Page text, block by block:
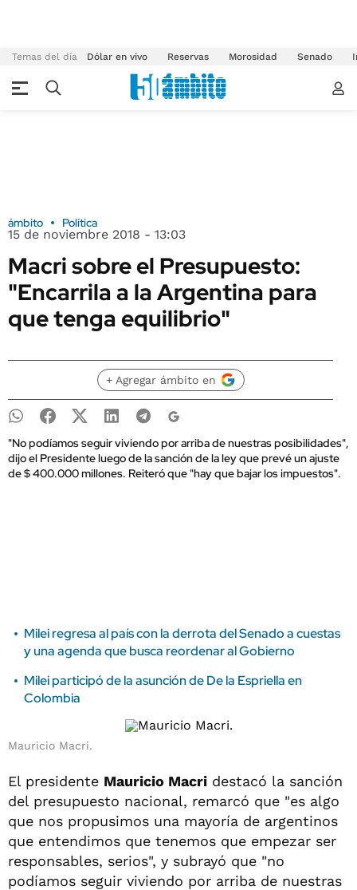
Temas del día Dólar en vivo Reservas Morosidad Senado
ámbito Política
15 de noviembre 2018 - 13:03
Macri sobre el Presupuesto:
"Encarrila a la Argentina para
que tenga equilibrio"
+ Agregar ámbito en
"No podíamos seguir viviendo por arriba de nuestras posibilidades",
dijo el Presidente luego de la sanción de la ley que prevé un ajuste
de $ 400.000 millones. Reiteró que "hay que bajar los impuestos".
Milei regresa al país con la derrota del Senado a cuestas
y una agenda que busca reordenar al Gobierno
Milei participó de la asunción de De la Espriella en
Colombia
Mauricio Macri.
El presidente Mauricio Macri destacó la sanción
del presupuesto nacional, remarcó que "es algo
que nos propusimos una mayoría de argentinos
que entendimos que tenemos que empezar ser
responsables, serios", y subrayó que "no
podíamos seguir viviendo por arriba de nuestras